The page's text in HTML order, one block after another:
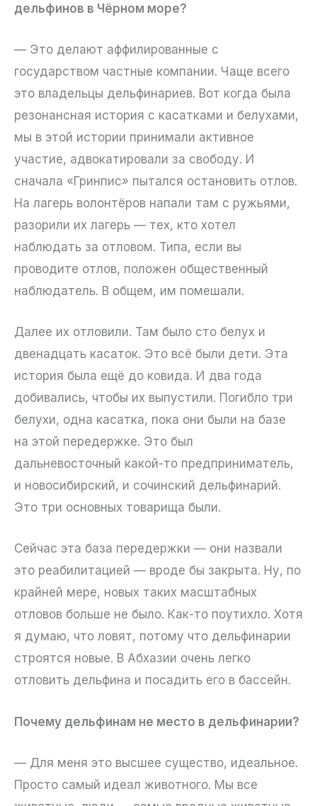
дельфинов в Чёрном море?
— Это делают аффилированные с
государством частные компании. Чаще всего
это владельцы дельфинариев. Вот когда была
резонансная история с касатками и белухами,
мы в этой истории принимали активное
участие, адвокатировали за свободу. И
сначала «Гринпис» пытался остановить отлов.
На лагерь волонтёров напали там с ружьями,
разорили их лагерь — тех, кто хотел
наблюдать за отловом. Типа, если вы
проводите отлов, положен общественный
наблюдатель. В общем, им помешали.
Далее их отловили. Там было сто белух и
двенадцать касаток. Это всё были дети. Эта
история была ещё до ковида. И два года
добивались, чтобы их выпустили. Погибло три
белухи, одна касатка, пока они были на базе
на этой передержке. Это был
дальневосточный какой-то предприниматель,
и новосибирский, и сочинский дельфинарий.
Это три основных товарища были.
Сейчас эта база передержки — они назвали
это реабилитацией — вроде бы закрыта. Ну, по
крайней мере, новых таких масштабных
отловов больше не было. Как-то поутихло. Хотя
я думаю, что ловят, потому что дельфинарии
строятся новые. В Абхазии очень легко
отловить дельфина и посадить его в бассейн.
Почему дельфинам не место в дельфинарии?
— Для меня это высшее существо, идеальное.
Просто самый идеал животного. Мы все